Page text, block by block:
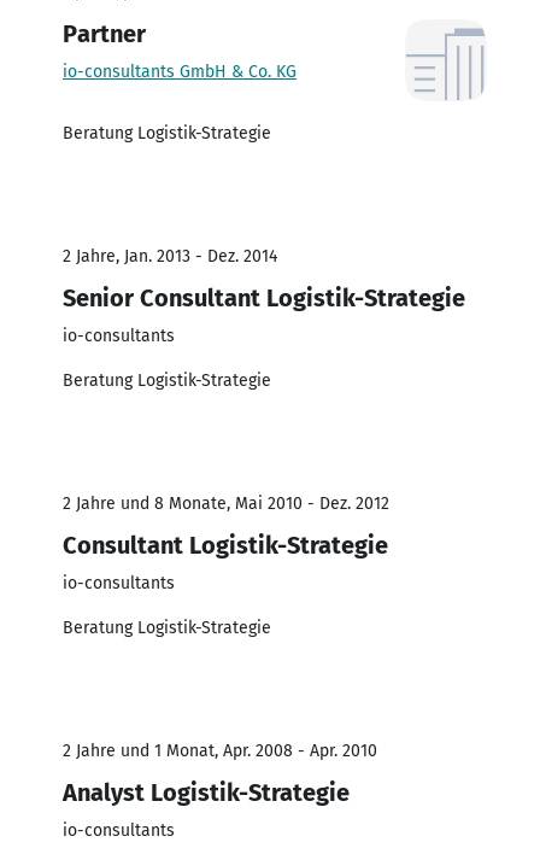
Partner
io-consultants GmbH & Co. KG
Beratung Logistik-Strategie
2 Jahre, Jan. 2013 - Dez. 2014
Senior Consultant Logistik-Strategie
io-consultants
Beratung Logistik-Strategie
2 Jahre und 8 Monate, Mai 2010 - Dez. 2012
Consultant Logistik-Strategie
io-consultants
Beratung Logistik-Strategie
2 Jahre und 1 Monat, Apr. 2008 - Apr. 2010
Analyst Logistik-Strategie
io-consultants